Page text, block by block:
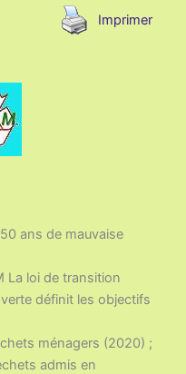
Imprimer
ans de mauvaise
La loi de transition
définit les objectifs
ménagers (2020) ;
admis en